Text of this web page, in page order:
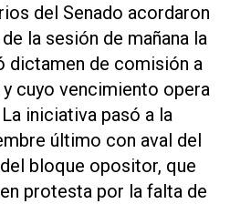
del Senado acordaron
la sesión de mañana la
dictamen de comisión a
cuyo vencimiento opera
iniciativa pasó a la
último con aval del
bloque opositor, que
protesta por la falta de